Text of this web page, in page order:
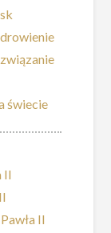
świecie
II
II